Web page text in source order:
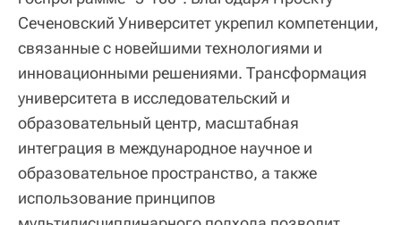
Сеченовский Университет укрепил компетенции,
связанные с новейшими технологиями и
инновационными решениями. Трансформация
университета в исследовательский и
образовательный центр, масштабная
интеграция в международное научное и
образовательное пространство, а также
использование принципов